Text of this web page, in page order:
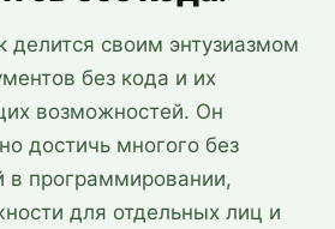
делится своим энтузиазмом
без кода и их
возможностей. Он
достичь многого без
в программировании,
для отдельных лиц и